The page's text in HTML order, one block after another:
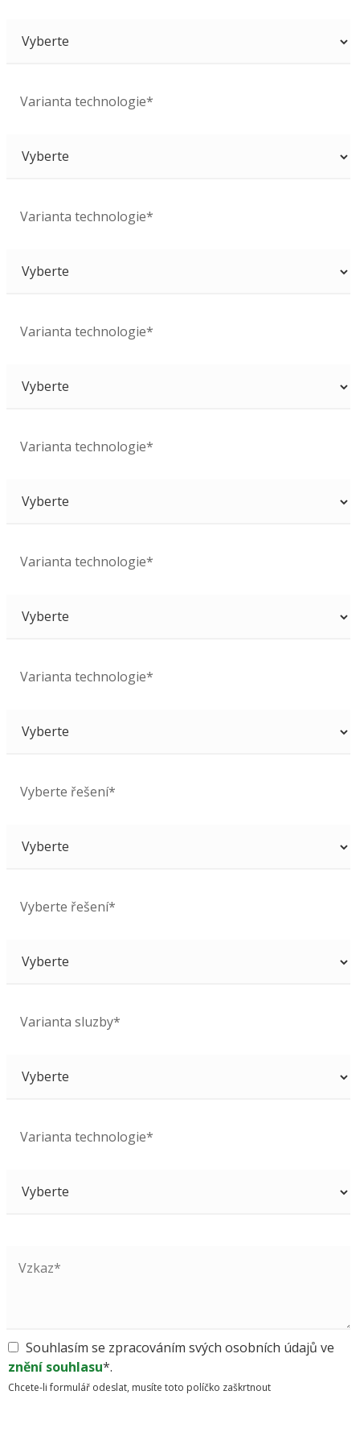
Varianta technologie*
Varianta technologie*
Varianta technologie*
Varianta technologie*
Varianta technologie*
Varianta technologie*
Vyberte řešení*
Vyberte řešení*
Varianta sluzby*
Varianta technologie*
Souhlasím se zpracováním svých osobních údajů ve
znění souhlasu*.
Chcete-li formulář odeslat, musíte toto políčko zaškrtnout